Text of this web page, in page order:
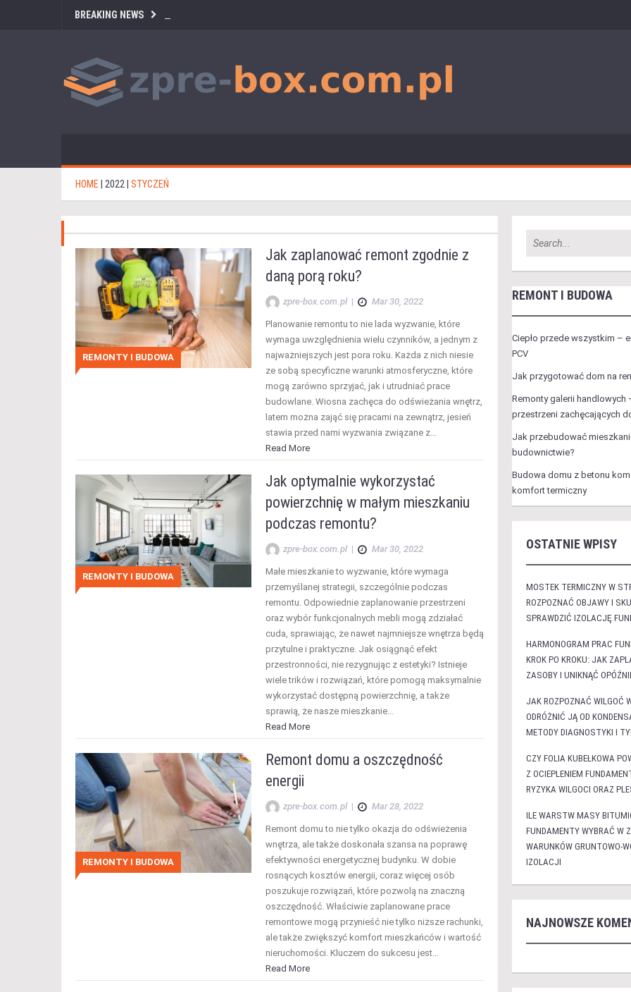
BREAKING NEWS
HOME 2022 STYCZEŃ
REMONTY I BUDOWA
Jak zaplanować remont zgodnie z
daną porą roku?
zpre-box.com.pl | Mar 30, 2022
Planowanie remontu to nie lada wyzwanie, które
wymaga uwzględnienia wielu czynników, a jednym z
najważniejszych jest pora roku. Każda z nich niesie
ze sobą specyficzne warunki atmosferyczne, które
mogą zarówno sprzyjać, jak i utrudniać prace
budowlane. Wiosna zachęca do odświeżania wnętrz,
latem można zająć się pracami na zewnątrz, jesień
stawia przed nami wyzwania związane z…
Read More
REMONTY I BUDOWA
Jak optymalnie wykorzystać
powierzchnię w małym mieszkaniu
podczas remontu?
zpre-box.com.pl | Mar 30, 2022
Małe mieszkanie to wyzwanie, które wymaga
przemyślanej strategii, szczególnie podczas
remontu. Odpowiednie zaplanowanie przestrzeni
oraz wybór funkcjonalnych mebli mogą zdziałać
cuda, sprawiając, że nawet najmniejsze wnętrza będą
przytulne i praktyczne. Jak osiągnąć efekt
przestronności, nie rezygnując z estetyki? Istnieje
wiele trików i rozwiązań, które pomogą maksymalnie
wykorzystać dostępną powierzchnię, a także
sprawią, że nasze mieszkanie…
Read More
REMONTY I BUDOWA
Remont domu a oszczędność
energii
zpre-box.com.pl | Mar 28, 2022
Remont domu to nie tylko okazja do odświeżenia
wnętrza, ale także doskonała szansa na poprawę
efektywności energetycznej budynku. W dobie
rosnących kosztów energii, coraz więcej osób
poszukuje rozwiązań, które pozwolą na znaczną
oszczędność. Właściwie zaplanowane prace
remontowe mogą przynieść nie tylko niższe rachunki,
ale także zwiększyć komfort mieszkańców i wartość
nieruchomości. Kluczem do sukcesu jest…
Read More
REMONT I BUDOWA
Ciepło przede wszystkim –
PCV
Jak przygotować dom na
Remonty galerii handlowych
przestrzeni zachęcających
Jak przebudować
budownictwie?
Budowa domu z betonu
komfort termiczny
OSTATNIE WPISY
MOSTEK TERMICZNY W
ROZPOZNAĆ OBJAWY I
SPRAWDZIĆ IZOLACJĘ
HARMONOGRAM PRAC
KROK PO KROKU: JAK
ZASOBY I UNIKNĄĆ
JAK ROZPOZNAĆ WILGOĆ
ODRÓŻNIĆ JĄ OD
METODY DIAGNOSTYKI I
CZY FOLIA KUBEŁKOWA
Z OCIEPLENIEM
RYZYKA WILGOCI ORAZ
ILE WARSTW MASY
FUNDAMENTY WYBRAĆ W
WARUNKÓW GRUNTOWO-
IZOLACJI
NAJNOWSZE